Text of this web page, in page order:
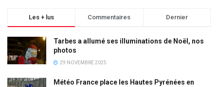
Les + lus Commentaires Dernier
Tarbes a allumé ses illuminations de Noël, nos
photos
29 NOVEMBRE 2025
Météo France place les Hautes Pyrénées en